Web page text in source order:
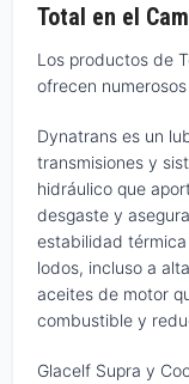
Total en el
Los productos de
ofrecen
Dynatrans es un
transmisiones y
hidráulico que
desgaste y
estabilidad
lodos, incluso a
aceites de motor
combustible y
Glacelf Supra y